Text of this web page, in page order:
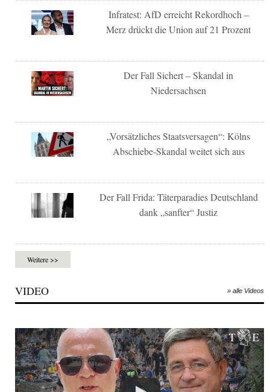
Infratest: AfD erreicht Rekordhoch –
Merz drückt die Union auf 21 Prozent
Der Fall Sichert – Skandal in
Niedersachsen
„Vorsätzliches Staatsversagen“: Kölns
Abschiebe-Skandal weitet sich aus
Der Fall Frida: Täterparadies Deutschland
dank „sanfter“ Justiz
Weitere >>
VIDEO » alle Videos